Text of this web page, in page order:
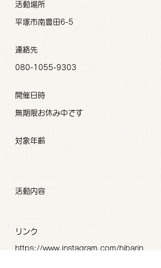
活動場所
平塚市南豊田6-5
連絡先
080-1055-9303
開催日時
無期限お休み中です
対象年齢
活動内容
リンク
https://www.instagram.com/hibarin